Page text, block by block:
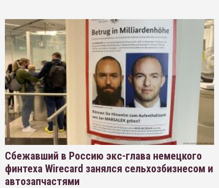
Сбежавший в Россию экс-глава немецкого
финтеха Wirecard занялся сельхозбизнесом и
автозапчастями